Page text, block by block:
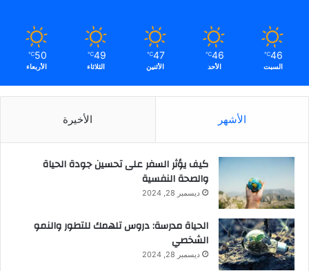
ة
ه
و
ط
46
℃
السبت
46
℃
الأحد
47
℃
الأثنين
49
℃
الثلاثاء
50
℃
الأربعاء
الأشهر الأخيرة
كيف يؤثر السفر على تحسين جودة الحياة
والصحة النفسية
ديسمبر 28, 2024
الحياة مدرسة: دروس تلهمك للتطور والنمو
الشخصي
ديسمبر 28, 2024